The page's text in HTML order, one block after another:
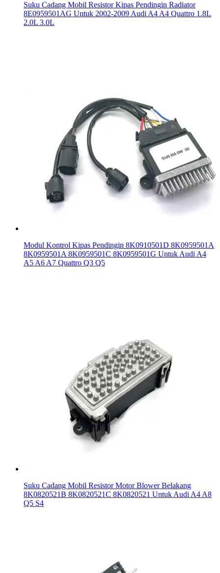
Suku Cadang Mobil Resistor Kipas Pendingin Radiator
8E0959501AG Untuk 2002-2009 Audi A4 A4 Quattro 1.8L
2.0L 3.0L
Modul Kontrol Kipas Pendingin 8K0910501D 8K0959501A
8K0959501A 8K0959501C 8K0959501G Untuk Audi A4
A5 A6 A7 Quattro Q3 Q5
Suku Cadang Mobil Resistor Motor Blower Belakang
8K0820521B 8K0820521C 8K0820521 Untuk Audi A4 A8
Q5 S4